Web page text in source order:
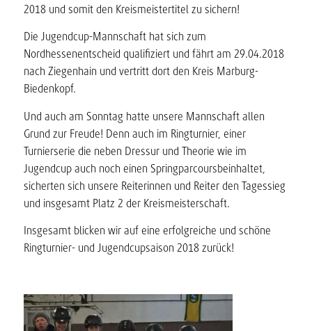
2018 und somit den Kreismeistertitel zu sichern!
Die Jugendcup-Mannschaft hat sich zum
Nordhessenentscheid qualifiziert und fährt am 29.04.2018
nach Ziegenhain und vertritt dort den Kreis Marburg-
Biedenkopf.
Und auch am Sonntag hatte unsere Mannschaft allen
Grund zur Freude! Denn auch im Ringturnier, einer
Turnierserie die neben Dressur und Theorie wie im
Jugendcup auch noch einen Springparcoursbeinhaltet,
sicherten sich unsere Reiterinnen und Reiter den Tagessieg
und insgesamt Platz 2 der Kreismeisterschaft.
Insgesamt blicken wir auf eine erfolgreiche und schöne
Ringturnier- und Jugendcupsaison 2018 zurück!